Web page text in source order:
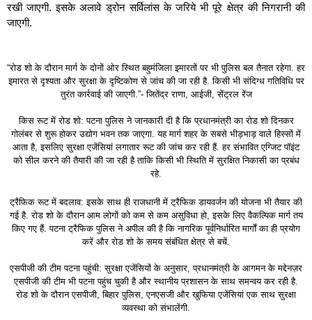
रखी जाएगी. इसके अलावे ड्रोन सर्विलांस के जरिये भी पूरे क्षेत्र की निगरानी की
जाएगी.
“रोड शो के दौरान मार्ग के दोनों ओर स्थित बहुमंजिला इमारतों पर भी पुलिस बल तैनात रहेगा. हर
इमारत से दृश्यता और सुरक्षा के दृष्टिकोण से जांच की जा रही है. किसी भी संदिग्ध गतिविधि पर
तुरंत कार्रवाई की जाएगी.”- जितेंद्र राणा, आईजी, सेंट्रल रेंज
किस रूट में रोड शो: पटना पुलिस ने जानकारी दी है कि प्रधानमंत्री का रोड शो दिनकर
गोलंबर से शुरू होकर उद्योग भवन तक जाएगा. यह मार्ग शहर के सबसे भीड़भाड़ वाले हिस्सों में
आता है, इसलिए सुरक्षा एजेंसियां लगातार रूट की जांच कर रही हैं. हर संभावित एग्जिट पॉइंट
को सील करने की तैयारी की जा रही है ताकि किसी भी स्थिति में सुरक्षित निकासी का प्रबंध
रहे.
ट्रैफिक रूट में बदलाव: इसके साथ ही राजधानी में ट्रैफिक डायवर्जन की योजना भी तैयार की
गई है. रोड शो के दौरान आम लोगों को कम से कम असुविधा हो, इसके लिए वैकल्पिक मार्ग तय
किए गए हैं. पटना ट्रैफिक पुलिस ने अपील की है कि नागरिक पूर्वनिर्धारित मार्गों का ही प्रयोग
करें और रोड शो के समय संबंधित क्षेत्र से बचें.
एसपीजी की टीम पटना पहुंची: सुरक्षा एजेंसियों के अनुसार, प्रधानमंत्री के आगमन के मद्देनज़र
एसपीजी की टीम भी पटना पहुंच चुकी है और स्थानीय प्रशासन के साथ समन्वय कर रही है.
रोड शो के दौरान एसपीजी, बिहार पुलिस, एनएसजी और खुफिया एजेंसियां एक साथ सुरक्षा
व्यवस्था को संभालेंगी.